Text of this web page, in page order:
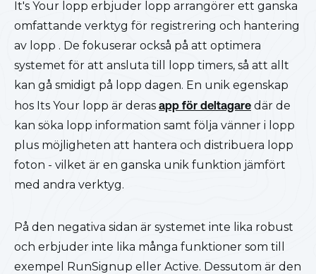
It's Your lopp erbjuder lopp arrangörer ett ganska
omfattande verktyg för registrering och hantering
av lopp . De fokuserar också på att optimera
systemet för att ansluta till lopp timers, så att allt
kan gå smidigt på lopp dagen. En unik egenskap
hos Its Your lopp är deras app för deltagare där de
kan söka lopp information samt följa vänner i lopp
plus möjligheten att hantera och distribuera lopp
foton - vilket är en ganska unik funktion jämfört
med andra verktyg.
På den negativa sidan är systemet inte lika robust
och erbjuder inte lika många funktioner som till
exempel RunSignup eller Active. Dessutom är den